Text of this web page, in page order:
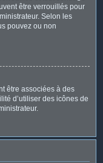
être verrouillés pour
Selon les
pouvez ou non
être associées à des
d’utiliser des icônes de